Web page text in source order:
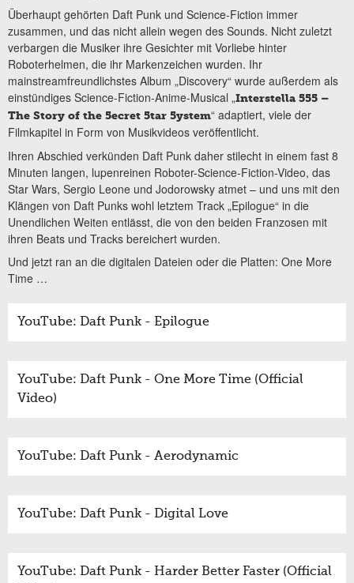
Überhaupt gehörten Daft Punk und Science-Fiction immer
zusammen, und das nicht allein wegen des Sounds. Nicht zuletzt
verbargen die Musiker ihre Gesichter mit Vorliebe hinter
Roboterhelmen, die ihr Markenzeichen wurden. Ihr
mainstreamfreundlichstes Album „Discovery“ wurde außerdem als
einstündiges Science-Fiction-Anime-Musical „Interstella 555 –
The Story of the 5ecret 5tar 5ystem“ adaptiert, viele der
Filmkapitel in Form von Musikvideos veröffentlicht.
Ihren Abschied verkünden Daft Punk daher stilecht in einem fast 8
Minuten langen, lupenreinen Roboter-Science-Fiction-Video, das
Star Wars, Sergio Leone und Jodorowsky atmet – und uns mit den
Klängen von Daft Punks wohl letztem Track „Epilogue“ in die
Unendlichen Weiten entlässt, die von den beiden Franzosen mit
ihren Beats und Tracks bereichert wurden.
Und jetzt ran an die digitalen Dateien oder die Platten: One More
Time …
YouTube: Daft Punk - Epilogue
YouTube: Daft Punk - One More Time (Official
Video)
YouTube: Daft Punk - Aerodynamic
YouTube: Daft Punk - Digital Love
YouTube: Daft Punk - Harder Better Faster (Official